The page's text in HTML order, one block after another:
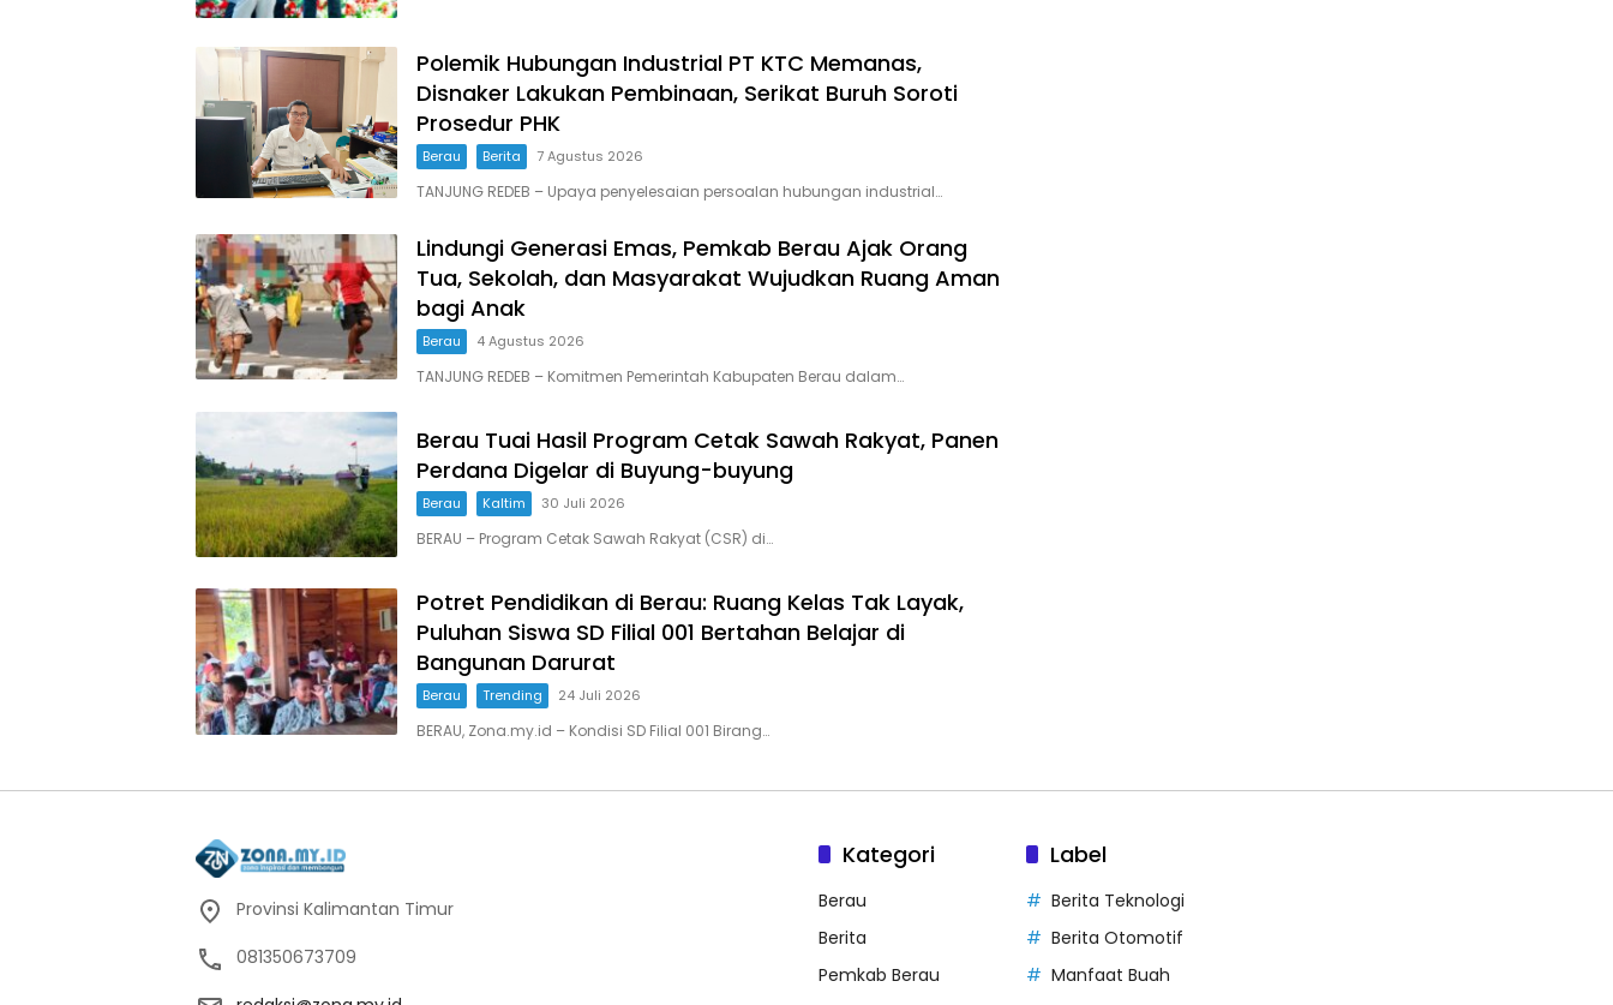
Polemik Hubungan Industrial PT KTC Memanas,
Disnaker Lakukan Pembinaan, Serikat Buruh Soroti
Prosedur PHK
Berau Berita 7 Agustus 2026
TANJUNG REDEB – Upaya penyelesaian persoalan hubungan industrial…
Lindungi Generasi Emas, Pemkab Berau Ajak Orang
Tua, Sekolah, dan Masyarakat Wujudkan Ruang Aman
bagi Anak
Berau 4 Agustus 2026
TANJUNG REDEB – Komitmen Pemerintah Kabupaten Berau dalam…
Berau Tuai Hasil Program Cetak Sawah Rakyat, Panen
Perdana Digelar di Buyung-buyung
Berau Kaltim 30 Juli 2026
BERAU – Program Cetak Sawah Rakyat (CSR) di…
Potret Pendidikan di Berau: Ruang Kelas Tak Layak,
Puluhan Siswa SD Filial 001 Bertahan Belajar di
Bangunan Darurat
Berau Trending 24 Juli 2026
BERAU, Zona.my.id – Kondisi SD Filial 001 Birang…
Provinsi Kalimantan Timur
081350673709
Kategori
Berau
Berita
Pemkab Berau
Label
Berita Teknologi
Berita Otomotif
Manfaat Buah